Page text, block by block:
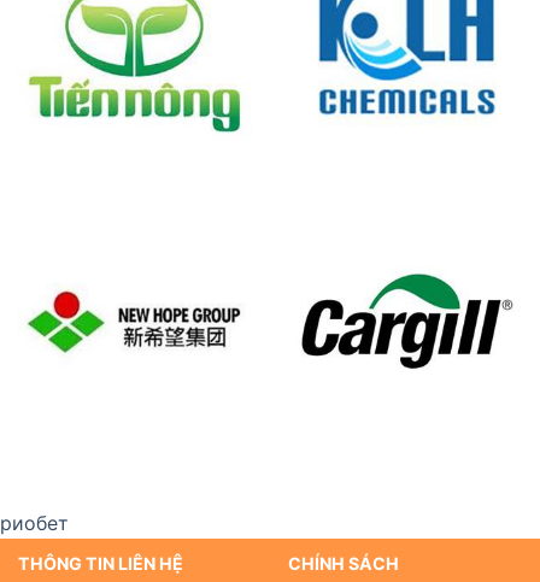
риобет
THÔNG TIN LIÊN HỆ CHÍNH SÁCH